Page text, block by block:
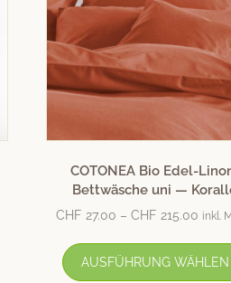
COTONEA Bio Edel-
Bettwäsche uni —
CHF 27.00 – CHF 215.00 inkl.
AUSFÜHRUNG WÄHLEN